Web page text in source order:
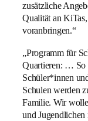
zusätzliche
Qualität an
voranbringen.“
„Programm für
Quartieren: … So
Schüler*innen
Schulen werden
Familie. Wir
und Jugendlichen